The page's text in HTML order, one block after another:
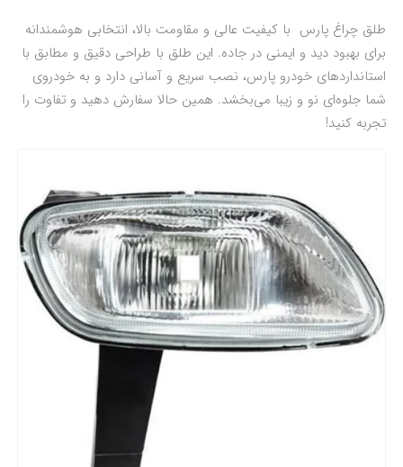
طلق چراغ پارس با کیفیت عالی و مقاومت بالا، انتخابی هوشمندانه
برای بهبود دید و ایمنی در جاده. این طلق با طراحی دقیق و مطابق با
استانداردهای خودرو پارس، نصب سریع و آسانی دارد و به خودروی
شما جلوه‌ای نو و زیبا می‌بخشد. همین حالا سفارش دهید و تفاوت را
تجربه کنید!